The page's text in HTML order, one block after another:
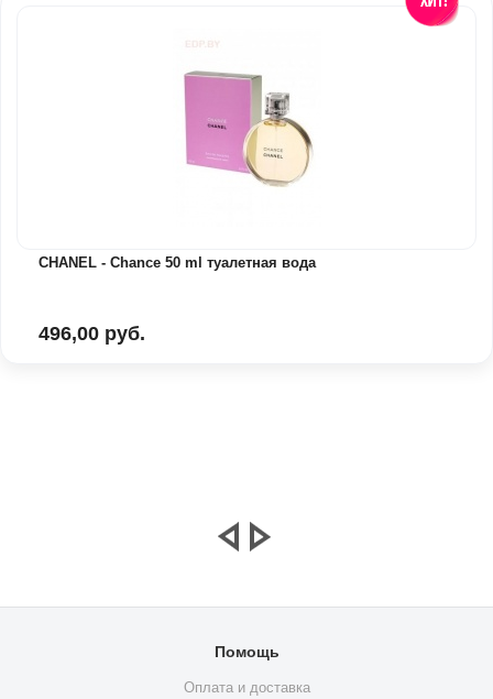
CHANEL - Chance 50 ml туалетная вода
496,00 руб.
Помощь
Оплата и доставка